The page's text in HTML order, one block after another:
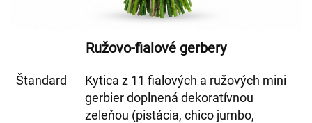
Ružovo-fialové gerbery
Štandard
Kytica z 11 fialových a ružových mini
gerbier doplnená dekoratívnou
zeleňou (pistácia, chico jumbo,